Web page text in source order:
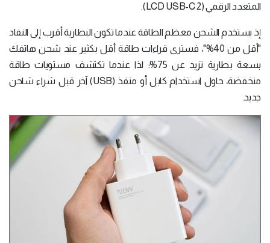
المتعدد الرقمي (LCD USB-C 2).
إذ يستخدم الشحن معظم الطاقة عندما تكون البطارية أقرب إلى النفاد
"أقل من 40%"، فسترى قراءات طاقة أقل بكثير عند شحن هاتفك
بسعة بطارية تزيد عن 75%؛ لذا عندما تكتشف مستويات طاقة
منخفضة، حاول استخدام كابل أو منفذ (USB) آخر قبل شراء شاحن
جديد.